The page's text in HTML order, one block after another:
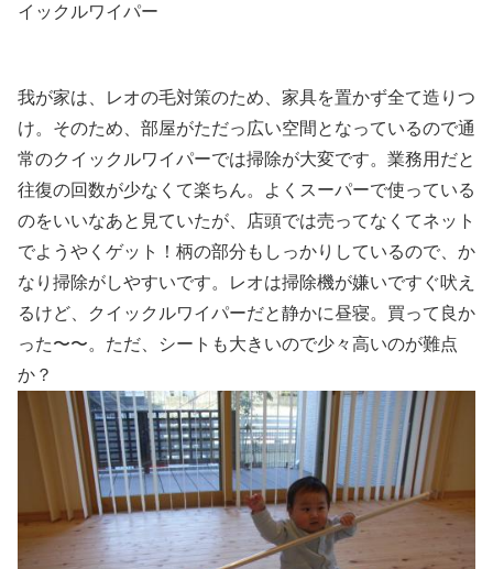
イックルワイパー
我が家は、レオの毛対策のため、家具を置かず全て造りつ
け。そのため、部屋がただっ広い空間となっているので通
常のクイックルワイパーでは掃除が大変です。業務用だと
往復の回数が少なくて楽ちん。よくスーパーで使っている
のをいいなあと見ていたが、店頭では売ってなくてネット
でようやくゲット！柄の部分もしっかりしているので、か
なり掃除がしやすいです。レオは掃除機が嫌いですぐ吠え
るけど、クイックルワイパーだと静かに昼寝。買って良か
った〜〜。ただ、シートも大きいので少々高いのが難点
か？